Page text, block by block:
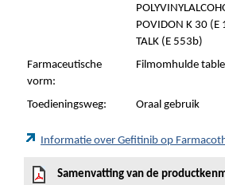
POVIDON K 30 (E
TALK (E 553b)
Farmaceutische
vorm:
Filmomhulde
Toedieningsweg: Oraal gebruik
Informatie over Gefitinib op
Samenvatting van de